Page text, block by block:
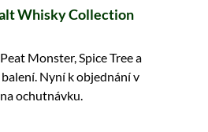
Whisky Collection
Monster, Spice Tree a
Nyní k objednání v
ochutnávku.